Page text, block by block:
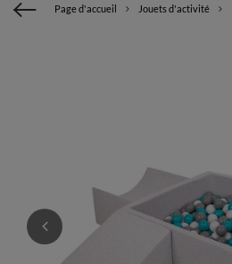
Page d'accueil Jouets d'activité